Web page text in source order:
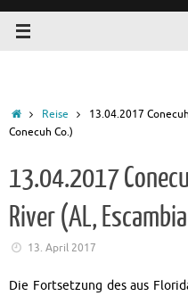
StartReise
13.04.2017
Conecuh Co.)
13.04.2017
River (AL,
13. April 2017
Die Fortsetzung des aus